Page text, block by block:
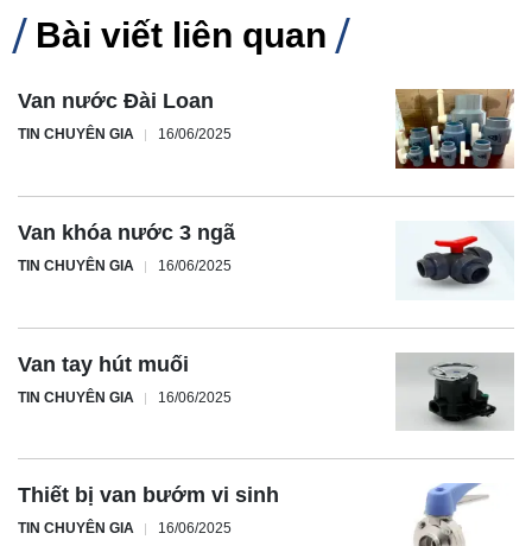
Bài viết liên quan
Van nước Đài Loan
TIN CHUYÊN GIA 16/06/2025
Van khóa nước 3 ngã
TIN CHUYÊN GIA 16/06/2025
Van tay hút muối
TIN CHUYÊN GIA 16/06/2025
Thiết bị van bướm vi sinh
TIN CHUYÊN GIA 16/06/2025